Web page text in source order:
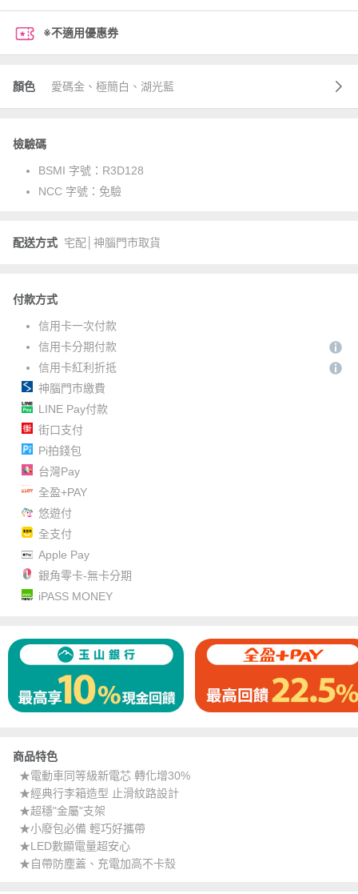
※不適用優惠券
顏色 愛碼金、極簡白、湖光藍
檢驗碼
BSMI 字號： R3D128
NCC 字號： 免驗
配送方式 宅配│神腦門市取貨
付款方式
信用卡一次付款
信用卡分期付款
信用卡紅利折抵
神腦門市繳費
LINE Pay付款
街口支付
Pi拍錢包
台灣Pay
全盈+PAY
悠遊付
全支付
Apple Pay
銀角零卡-無卡分期
iPASS MONEY
商品特色
★電動車同等級新電芯 轉化增30%
★經典行李箱造型 止滑紋路設計
★超穩"金屬"支架
★小廢包必備 輕巧好攜帶
★LED數顯電量超安心
★自帶防塵蓋、充電加高不卡殼